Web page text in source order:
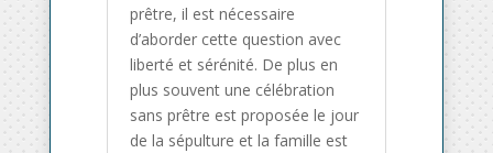
prêtre, il est nécessaire
d’aborder cette question avec
liberté et sérénité. De plus en
plus souvent une célébration
sans prêtre est proposée le jour
de la sépulture et la famille est